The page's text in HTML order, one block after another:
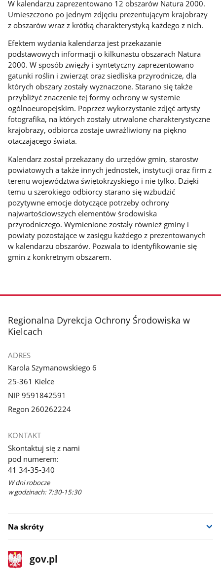
W kalendarzu zaprezentowano 12 obszarów Natura 2000.
Umieszczono po jednym zdjęciu prezentującym krajobrazy
z obszarów wraz z krótką charakterystyką każdego z nich.
Efektem wydania kalendarza jest przekazanie
podstawowych informacji o kilkunastu obszarach Natura
2000. W sposób zwięzły i syntetyczny zaprezentowano
gatunki roślin i zwierząt oraz siedliska przyrodnicze, dla
których obszary zostały wyznaczone. Starano się także
przybliżyć znaczenie tej formy ochrony w systemie
ogólnoeuropejskim. Poprzez wykorzystanie zdjęć artysty
fotografika, na których zostały utrwalone charakterystyczne
krajobrazy, odbiorca zostaje uwrażliwiony na piękno
otaczającego świata.
Kalendarz został przekazany do urzędów gmin, starostw
powiatowych a także innych jednostek, instytucji oraz firm z
terenu województwa świętokrzyskiego i nie tylko. Dzięki
temu u szerokiego odbiorcy starano się wzbudzić
pozytywne emocje dotyczące potrzeby ochrony
najwartościowszych elementów środowiska
przyrodniczego. Wymienione zostały również gminy i
powiaty pozostające w zasięgu każdego z prezentowanych
w kalendarzu obszarów. Pozwala to identyfikowanie się
gmin z konkretnym obszarem.
stopka
Regionalna Dyrekcja Ochrony Środowiska w
Kielcach
ADRES
Karola Szymanowskiego 6
25-361 Kielce
NIP 9591842591
Regon 260262224
KONTAKT
Skontaktuj się z nami
pod numerem:
41 34-35-340
W dni robocze
w godzinach: 7:30-15:30
Na skróty
stopka
gov.pl
Strona
gov.pl